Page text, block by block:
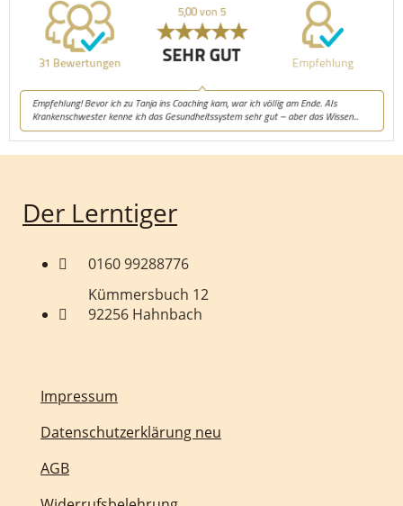
Der Lerntiger
0160 99288776
Kümmersbuch 12
92256 Hahnbach
Impressum
Datenschutzerklärung neu
AGB